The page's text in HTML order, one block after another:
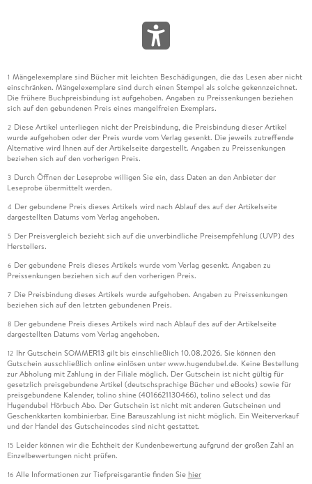
1 Mängelexemplare sind Bücher mit leichten Beschädigungen, die das Lesen aber nicht
einschränken. Mängelexemplare sind durch einen Stempel als solche gekennzeichnet.
Die frühere Buchpreisbindung ist aufgehoben. Angaben zu Preissenkungen beziehen
sich auf den gebundenen Preis eines mangelfreien Exemplars.
2 Diese Artikel unterliegen nicht der Preisbindung, die Preisbindung dieser Artikel
wurde aufgehoben oder der Preis wurde vom Verlag gesenkt. Die jeweils zutreffende
Alternative wird Ihnen auf der Artikelseite dargestellt. Angaben zu Preissenkungen
beziehen sich auf den vorherigen Preis.
3 Durch Öffnen der Leseprobe willigen Sie ein, dass Daten an den Anbieter der
Leseprobe übermittelt werden.
4 Der gebundene Preis dieses Artikels wird nach Ablauf des auf der Artikelseite
dargestellten Datums vom Verlag angehoben.
5 Der Preisvergleich bezieht sich auf die unverbindliche Preisempfehlung (UVP) des
Herstellers.
6 Der gebundene Preis dieses Artikels wurde vom Verlag gesenkt. Angaben zu
Preissenkungen beziehen sich auf den vorherigen Preis.
7 Die Preisbindung dieses Artikels wurde aufgehoben. Angaben zu Preissenkungen
beziehen sich auf den letzten gebundenen Preis.
8 Der gebundene Preis dieses Artikels wird nach Ablauf des auf der Artikelseite
dargestellten Datums vom Verlag angehoben.
12 Ihr Gutschein SOMMER13 gilt bis einschließlich 10.08.2026. Sie können den
Gutschein ausschließlich online einlösen unter www.hugendubel.de. Keine Bestellung
zur Abholung mit Zahlung in der Filiale möglich. Der Gutschein ist nicht gültig für
gesetzlich preisgebundene Artikel (deutschsprachige Bücher und eBooks) sowie für
preisgebundene Kalender, tolino shine (4016621130466), tolino select und das
Hugendubel Hörbuch Abo. Der Gutschein ist nicht mit anderen Gutscheinen und
Geschenkkarten kombinierbar. Eine Barauszahlung ist nicht möglich. Ein Weiterverkauf
und der Handel des Gutscheincodes sind nicht gestattet.
15 Leider können wir die Echtheit der Kundenbewertung aufgrund der großen Zahl an
Einzelbewertungen nicht prüfen.
16 Alle Informationen zur Tiefpreisgarantie finden Sie hier